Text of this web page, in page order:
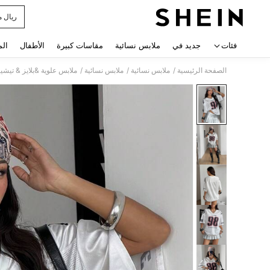
ريال
فئات جديد في ملابس نسائية مقاسات كبيرة الأطفال
الصفحة الرئيسية / ملابس نسائية / ملابس نسائية / ملابس علوية &بلايز &